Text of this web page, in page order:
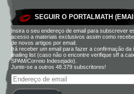
SEGUIR O PORTALMATH
Insira o seu endereço de email para subscrever
acesso a materiais exclusivos assim como
de novos artigos por email.
Irá receber um email para fazer a confirmação da
mailing list (caso não o encontre verifique sff a
SPAM/Correio Indesejado).
Junte-se a outros 48.379 subscritores!